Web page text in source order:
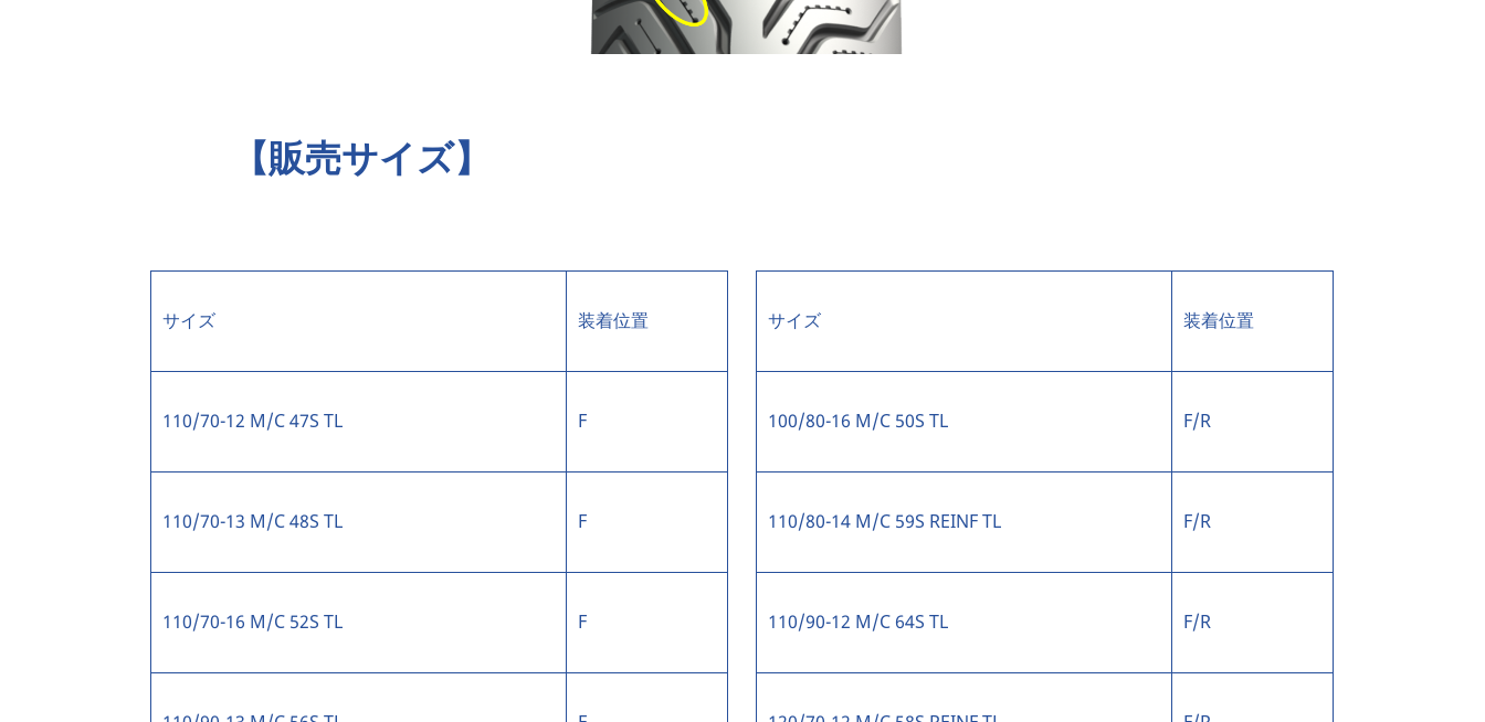
【販売サイズ】
サイズ 装着位置
110/70-12 M/C 47S TL F
110/70-13 M/C 48S TL F
110/70-16 M/C 52S TL F
サイズ 装着位置
100/80-16 M/C 50S TL F/R
110/80-14 M/C 59S REINF TL F/R
110/90-12 M/C 64S TL F/R